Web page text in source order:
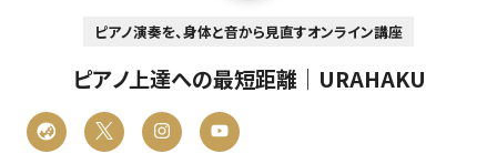
ピアノ演奏を、身体と音から見直すオンライン講座
ピアノ上達への最短距離｜URAHAKU